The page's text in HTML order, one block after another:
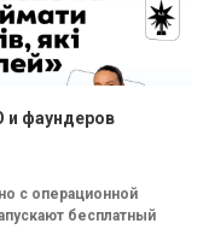
и фаундеров
с операционной
бесплатный